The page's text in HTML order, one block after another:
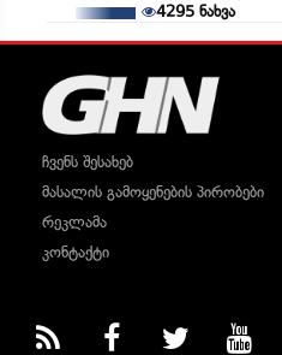
4295ნახვა
ჩვენს შესახებ
მასალის გამოყენების პირობები
რეკლამა
კონტაქტი